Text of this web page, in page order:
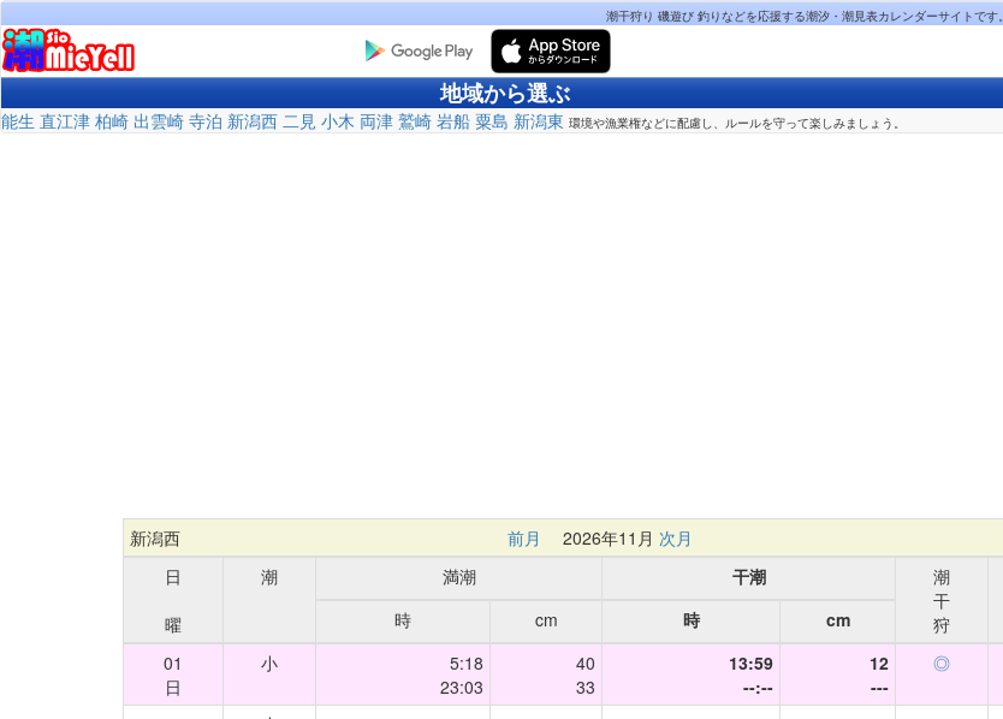
潮干狩り 磯遊び 釣りなどを応援する潮汐・潮見表カレンダーサイトです。
地域から選ぶ
能生 直江津 柏崎 出雲崎 寺泊 新潟西 二見 小木 両津 鷲崎 岩船 粟島 新潟東 環境や漁業権などに配慮し、ルールを守って楽しみましょう。
新潟西 前月 2026年11月 次月
日
曜
潮 満潮 干潮
潮
干
狩
時
cm 時
cm
01
日
小
5:18
23:03
40
33
13:59
--:--
12
---
◎